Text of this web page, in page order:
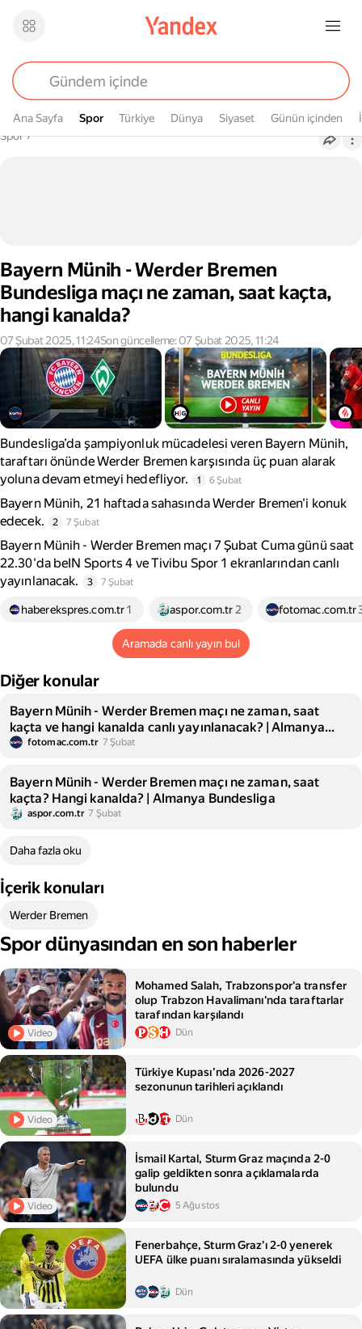
Ana Sayfa Spor
Spor Türkiye Dünya Siyaset Günün içinden
Buradasın
Spor›
Bayern Münih - Werder Bremen
Bundesliga maçı ne zaman, saat kaçta,
hangi kanalda?
07 Şubat 2025, 11:24Son güncelleme: 07 Şubat 2025, 11:24
Bundesliga’da şampiyonluk mücadelesi veren Bayern Münih,
taraftarı önünde Werder Bremen karşısında üç puan alarak
yoluna devam etmeyi hedefliyor.
1 6 Şubat
Bayern Münih, 21 haftada sahasında Werder Bremen'i konuk
edecek.
2 7 Şubat
Bayern Münih - Werder Bremen maçı 7 Şubat Cuma günü saat
22.30'da beIN Sports 4 ve Tivibu Spor 1 ekranlarından canlı
yayınlanacak.
3 7 Şubat
haberekspres.com.tr1 aspor.com.tr 2 fotomac.com.tr
Aramada canlı yayın bul
Diğer konular
Bayern Münih - Werder Bremen maçı ne zaman, saat
kaçta ve hangi kanalda canlı yayınlanacak? | Almanya
Bundesliga
fotomac.com.tr 7 Şubat
Bayern Münih - Werder Bremen maçı ne zaman, saat
kaçta? Hangi kanalda? | Almanya Bundesliga
aspor.com.tr 7 Şubat
Daha fazla oku
İçerik konuları
Werder Bremen
Spor dünyasından en son haberler
Video
Mohamed Salah, Trabzonspor'a transfer
olup Trabzon Havalimanı'nda taraftarlar
tarafından karşılandı
Dün
Video
Türkiye Kupası’nda 2026-2027
sezonunun tarihleri açıklandı
Dün
Video
İsmail Kartal, Sturm Graz maçında 2-0
galip geldikten sonra açıklamalarda
bulundu
5 Ağustos
Fenerbahçe, Sturm Graz'ı 2-0 yenerek
UEFA ülke puanı sıralamasında yükseldi
Dün